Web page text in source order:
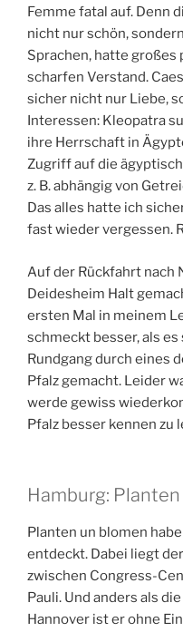
Femme fatal auf. Denn
nicht nur schön,
Sprachen, hatte großes
scharfen Verstand.
sicher nicht nur Liebe,
Interessen: Kleopatra
ihre Herrschaft in
Zugriff auf die
z. B. abhängig von
Das alles hatte ich
fast wieder vergessen.
Auf der Rückfahrt nach
Deidesheim Halt
ersten Mal in meinem
schmeckt besser, als
Rundgang durch eines
Pfalz gemacht. Leider
werde gewiss
Pfalz besser kennen zu
Hamburg:
Planten un blomen
entdeckt. Dabei liegt
zwischen Congress-
Pauli. Und anders als
Hannover ist er ohne